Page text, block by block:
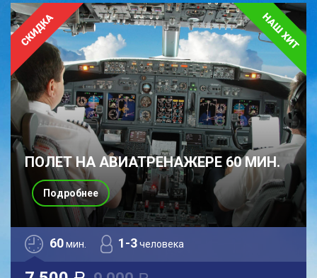
ПОЛЕТ НА АВИАТРЕНАЖЕРЕ 60 МИН.
60мин. 1-3человека
Подробнее